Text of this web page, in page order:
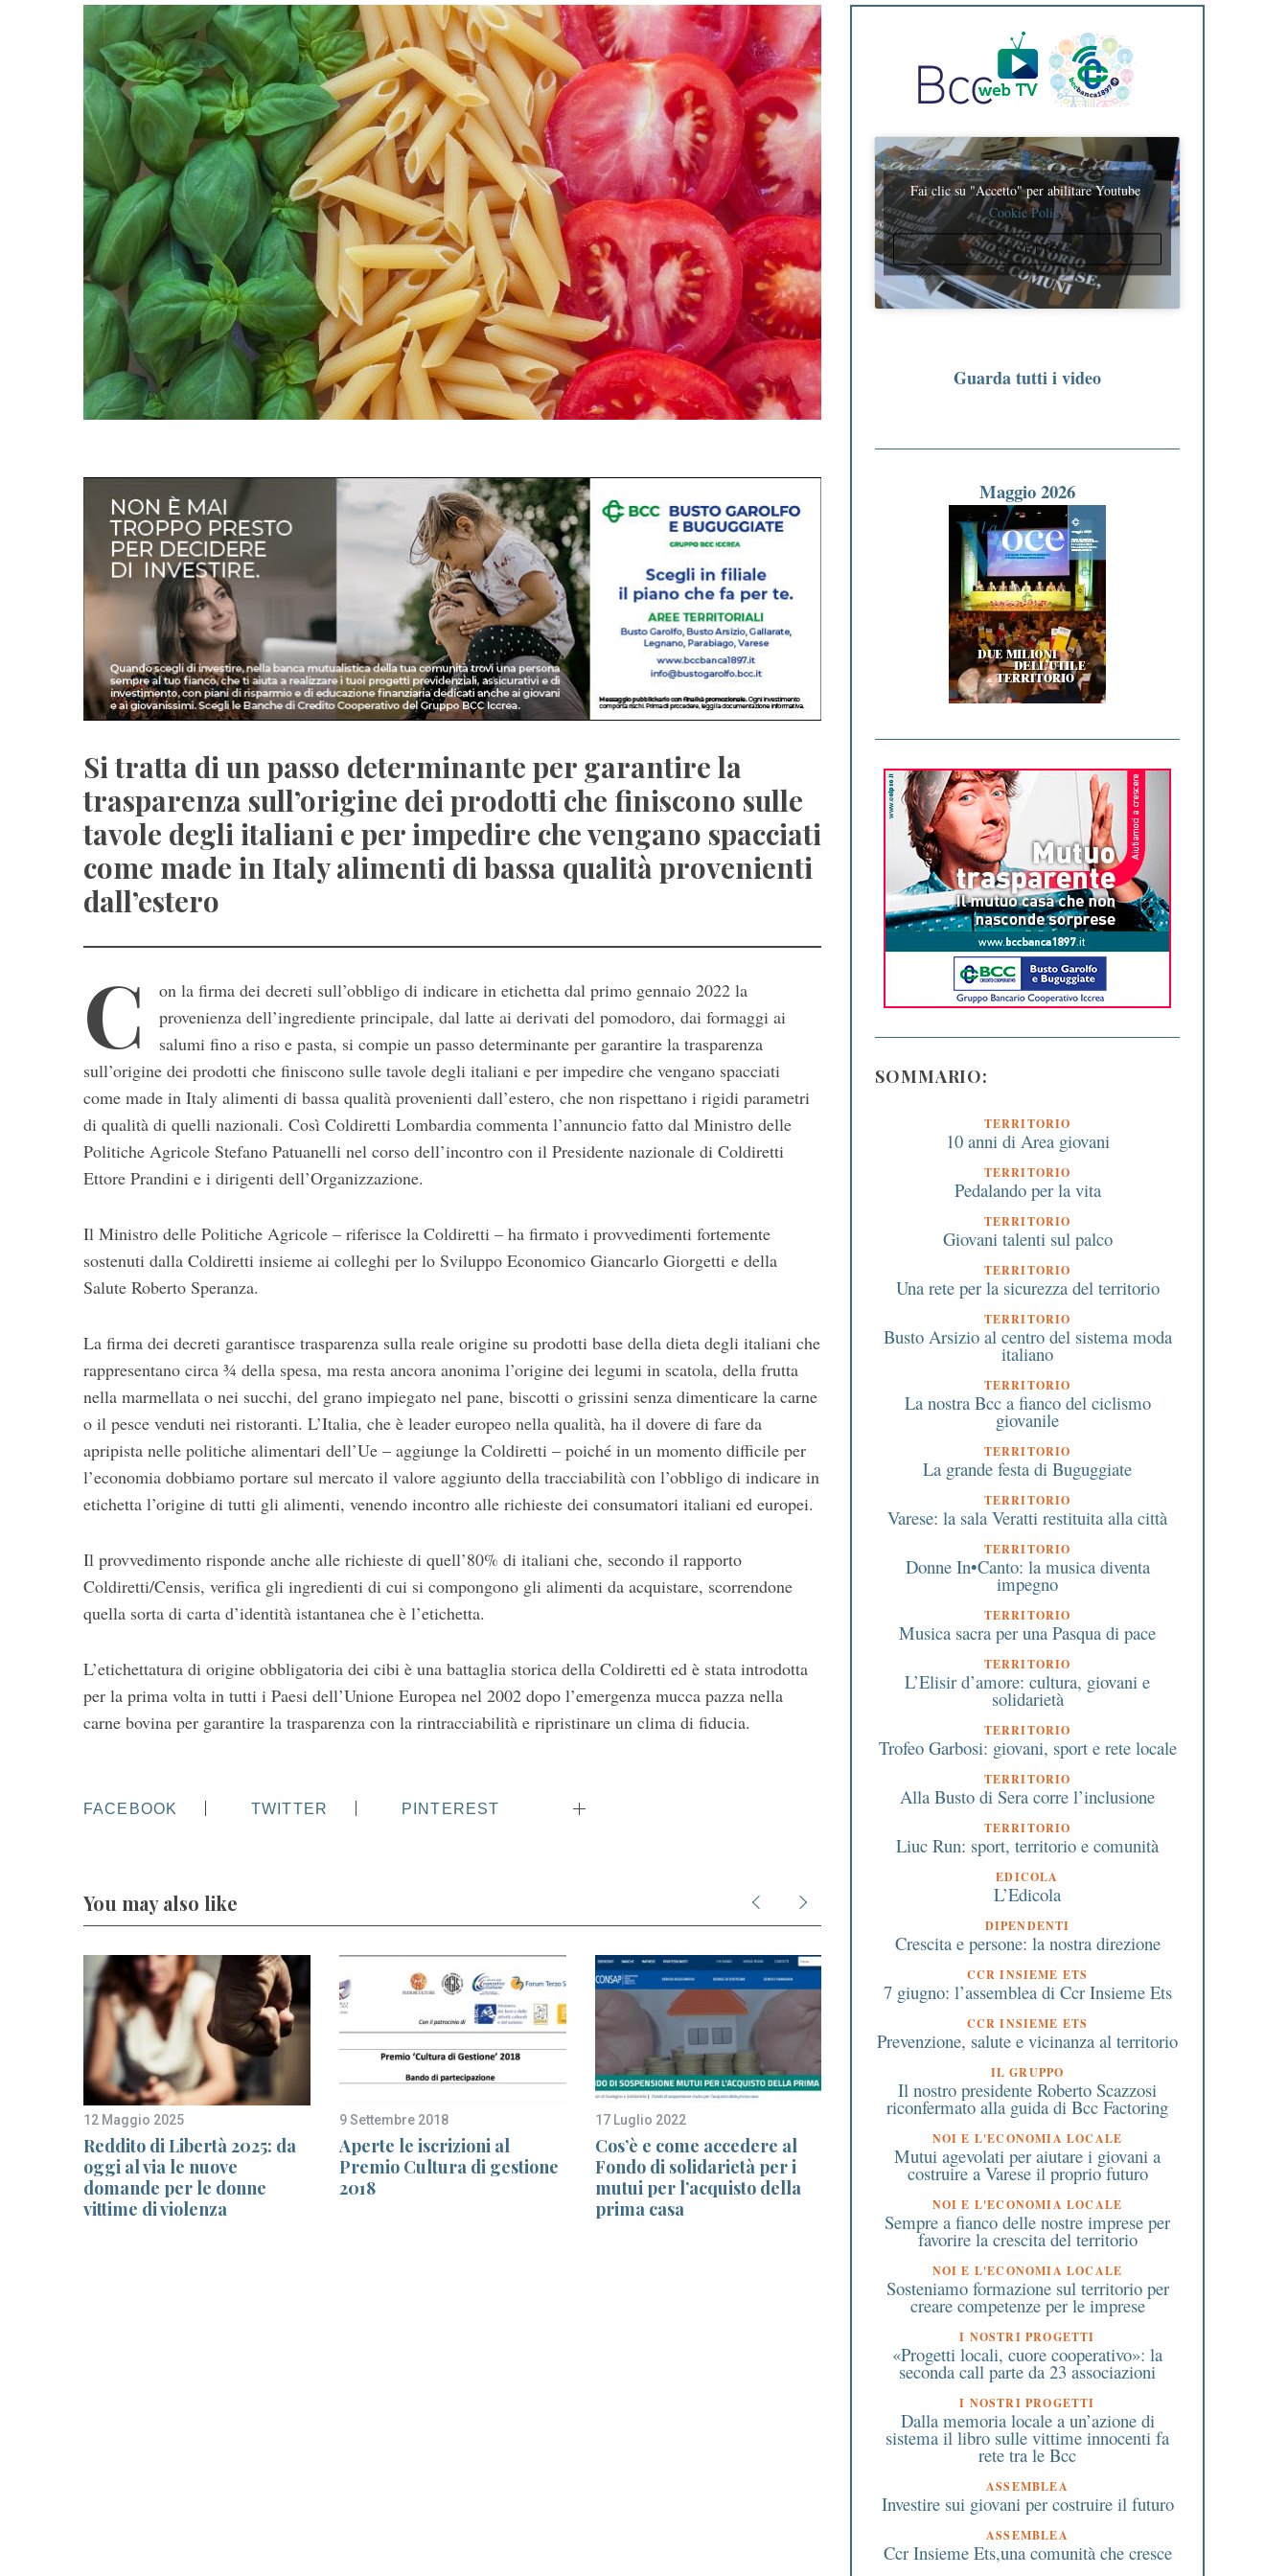
Si tratta di un passo determinante per garantire la
trasparenza sull’origine dei prodotti che finiscono sulle
tavole degli italiani e per impedire che vengano spacciati
come made in Italy alimenti di bassa qualità provenienti
dall’estero
C
on la firma dei decreti sull’obbligo di indicare in etichetta dal primo gennaio 2022 la
provenienza dell’ingrediente principale, dal latte ai derivati del pomo​doro, dai formaggi ai
salumi fino a riso e pasta, si compie un passo determinante per garantire la trasparenza
sull’origine dei prodotti che finiscono sulle tavole degli italiani e per impedire che vengano spacciati
come made in Italy alimenti di bassa qualità provenienti dall’estero, che non rispettano i rigidi parametri
di qualità di quelli nazionali. Così Coldiretti Lombardia commenta l’annuncio fatto dal Ministro delle
Politiche Agricole Stefano Patuanelli nel corso dell’incontro con il Presidente nazionale di Coldiretti
Ettore Prandini e i dirigenti dell’Organizzazione.
Il Ministro delle Politiche Agricole – riferisce la Coldiretti – ha firmato i provvedimenti fortemente
sostenuti dalla Coldiretti insieme ai colleghi per lo Sviluppo Economico Giancarlo Giorgetti e della
Salute Roberto Speranza.
La firma dei decreti garantisce trasparenza sulla reale origine su prodotti base della dieta degli italiani che
rappresentano circa ¾ della spesa, ma resta ancora anonima l’origine dei legumi in scatola, della frutta
nella marmellata o nei succhi, del grano impiegato nel pane, biscotti o grissini senza dimenticare la carne
o il pesce venduti nei ristoranti. L’Italia, che è leader europeo nella qualità, ha il dovere di fare da
apripista nelle politiche alimentari dell’Ue – aggiunge la Coldiretti – poiché in un momento difficile per
l’economia dobbiamo portare sul mercato il valore aggiunto della tracciabilità con l’obbligo di indicare in
etichetta l’origine di tutti gli alimenti, venendo incontro alle richieste dei consumatori italiani ed europei.
Il provvedimento risponde anche alle richieste di quell’80% di italiani che, secondo il rapporto
Coldiretti/Censis, verifica gli ingredienti di cui si compongono gli alimenti da acquistare, scorrendone
quella sorta di carta d’identità istantanea che è l’etichetta.
L’etichettatura di origine obbligatoria dei cibi è una battaglia storica della Coldiretti ed è stata introdotta
per la prima volta in tutti i Paesi dell’Unione Europea nel 2002 dopo l’emergenza mucca pazza nella
carne bovina per garantire la trasparenza con la rintracciabilità e ripristinare un clima di fiducia.
FACEBOOK TWITTER PINTEREST
You may also like
12 Maggio 2025
Reddito di Libertà 2025: da
oggi al via le nuove
domande per le donne
vittime di violenza
9 Settembre 2018
Aperte le iscrizioni al
Premio Cultura di gestione
2018
17 Luglio 2022
Cos’è e come accedere al
Fondo di solidarietà per i
mutui per l’acquisto della
prima casa
27 Luglio 2020
Cambio operatore per le
bollette di casa: decalogo
antitruffa
24 Marzo 2026
ISEE 2026: cambia il
e si allarga la platea
beneficiari
Fai clic su "Accetto" per abilitare Youtube
Cookie Policy
ACCETTO
Guarda tutti i video
Maggio 2026
SOMMARIO:
TERRITORIO
10 anni di Area giovani
TERRITORIO
Pedalando per la vita
TERRITORIO
Giovani talenti sul palco
TERRITORIO
Una rete per la sicurezza del territorio
TERRITORIO
Busto Arsizio al centro del sistema moda
italiano
TERRITORIO
La nostra Bcc a fianco del ciclismo
giovanile
TERRITORIO
La grande festa di Buguggiate
TERRITORIO
Varese: la sala Veratti restituita alla città
TERRITORIO
Donne In•Canto: la musica diventa
impegno
TERRITORIO
Musica sacra per una Pasqua di pace
TERRITORIO
L’Elisir d’amore: cultura, giovani e
solidarietà
TERRITORIO
Trofeo Garbosi: giovani, sport e rete locale
TERRITORIO
Alla Busto di Sera corre l’inclusione
TERRITORIO
Liuc Run: sport, territorio e comunità
EDICOLA
L’Edicola
DIPENDENTI
Crescita e persone: la nostra direzione
CCR INSIEME ETS
7 giugno: l’assemblea di Ccr Insieme Ets
CCR INSIEME ETS
Prevenzione, salute e vicinanza al territorio
IL GRUPPO
Il nostro presidente Roberto Scazzosi
riconfermato alla guida di Bcc Factoring
NOI E L'ECONOMIA LOCALE
Mutui agevolati per aiutare i giovani a
costruire a Varese il proprio futuro
NOI E L'ECONOMIA LOCALE
Sempre a fianco delle nostre imprese per
favorire la crescita del territorio
NOI E L'ECONOMIA LOCALE
Sosteniamo formazione sul territorio per
creare competenze per le imprese
I NOSTRI PROGETTI
«Progetti locali, cuore cooperativo»: la
seconda call parte da 23 associazioni
I NOSTRI PROGETTI
Dalla memoria locale a un’azione di
sistema il libro sulle vittime innocenti fa
rete tra le Bcc
ASSEMBLEA
Investire sui giovani per costruire il futuro
ASSEMBLEA
Ccr Insieme Ets,una comunità che cresce
e
a
r
c
r
: